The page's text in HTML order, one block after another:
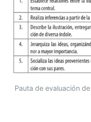
Pauta de evaluación